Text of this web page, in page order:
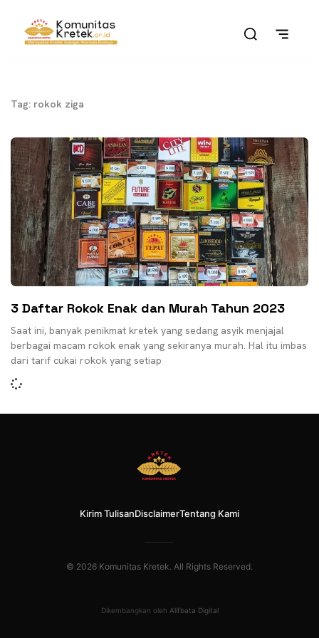
Tag: rokok ziga
3 Daftar Rokok Enak dan Murah Tahun 2023
Saat ini, banyak penikmat kretek yang sedang asyik menjajal
berbagai macam rokok enak yang sekiranya murah. Hal itu imbas
dari tarif cukai rokok yang setiap
Kirim TulisanDisclaimerTentang Kami
© 2026 Komunitas Kretek. All Rights Reserved.
Dikembangkan oleh Alifbata Digital